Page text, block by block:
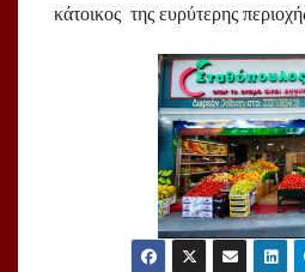
κάτοικος της ευρύτερης